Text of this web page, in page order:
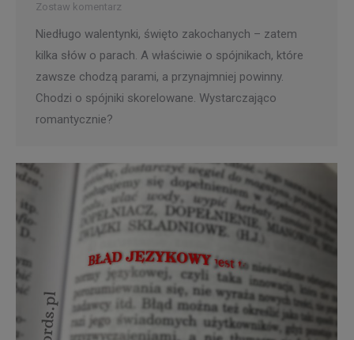
Zostaw komentarz
Niedługo walentynki, święto zakochanych – zatem
kilka słów o parach. A właściwie o spójnikach, które
zawsze chodzą parami, a przynajmniej powinny.
Chodzi o spójniki skorelowane. Wystarczająco
romantycznie?